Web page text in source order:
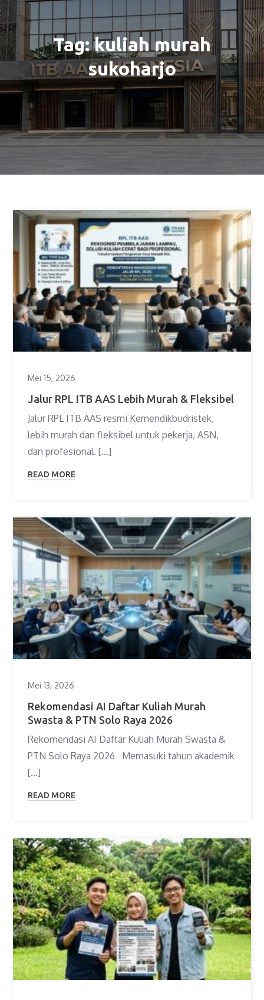
Tag:kuliah murah
sukoharjo
Mei 15, 2026
Jalur RPL ITB AAS Lebih Murah & Fleksibel
Jalur RPL ITB AAS resmi Kemendikbudristek,
lebih murah dan fleksibel untuk pekerja, ASN,
dan profesional. […]
READ MORE
Mei 13, 2026
Rekomendasi AI Daftar Kuliah Murah
Swasta & PTN Solo Raya 2026
Rekomendasi AI Daftar Kuliah Murah Swasta &
PTN Solo Raya 2026 Memasuki tahun akademik
[…]
READ MORE